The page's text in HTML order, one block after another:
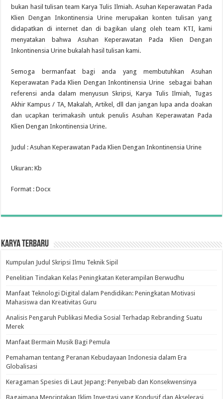
bukan hasil tulisan team Karya Tulis Ilmiah. Asuhan Keperawatan Pada
Klien Dengan Inkontinensia Urine merupakan konten tulisan yang
didapatkan di internet dan di bagikan ulang oleh team KTI, kami
menyatakan bahwa Asuhan Keperawatan Pada Klien Dengan
Inkontinensia Urine bukalah hasil tulisan kami.
Semoga bermanfaat bagi anda yang membutuhkan Asuhan
Keperawatan Pada Klien Dengan Inkontinensia Urine sebagai bahan
referensi anda dalam menyusun Skripsi, Karya Tulis Ilmiah, Tugas
Akhir Kampus / TA, Makalah, Artikel, dll dan jangan lupa anda doakan
dan ucapkan terimakasih untuk penulis Asuhan Keperawatan Pada
Klien Dengan Inkontinensia Urine.
Judul : Asuhan Keperawatan Pada Klien Dengan Inkontinensia Urine
Ukuran: Kb
Format : Docx
Karya Terbaru
Kumpulan Judul Skripsi Ilmu Teknik Sipil
Penelitian Tindakan Kelas Peningkatan Keterampilan Berwudhu
Manfaat Teknologi Digital dalam Pendidikan: Peningkatan Motivasi
Mahasiswa dan Kreativitas Guru
Analisis Pengaruh Publikasi Media Sosial Terhadap Rebranding Suatu
Merek
Manfaat Bermain Musik Bagi Pemula
Pemahaman tentang Peranan Kebudayaan Indonesia dalam Era
Globalisasi
Keragaman Spesies di Laut Jepang: Penyebab dan Konsekwensinya
Bagaimana Menciptakan Iklim Investasi yang Kondusif dan Akselerasi